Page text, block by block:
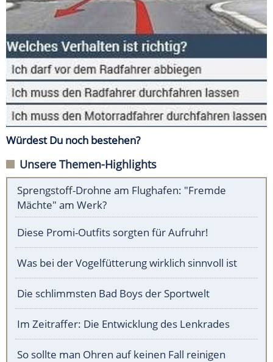
Würdest Du noch bestehen?
Unsere Themen-Highlights
Sprengstoff-Drohne am Flughafen: "Fremde
Mächte" am Werk?
Diese Promi-Outfits sorgten für Aufruhr!
Was bei der Vogelfütterung wirklich sinnvoll ist
Die schlimmsten Bad Boys der Sportwelt
Im Zeitraffer: Die Entwicklung des Lenkrades
So sollte man Ohren auf keinen Fall reinigen